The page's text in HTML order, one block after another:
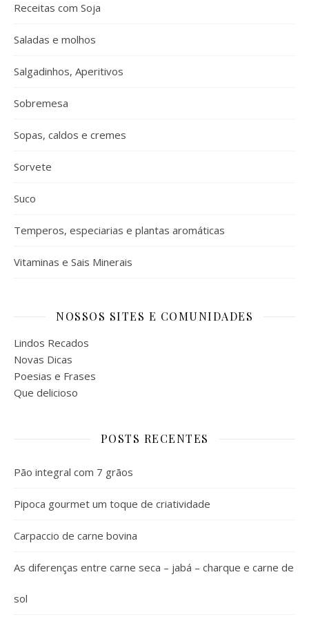
Receitas com Soja
Saladas e molhos
Salgadinhos, Aperitivos
Sobremesa
Sopas, caldos e cremes
Sorvete
Suco
Temperos, especiarias e plantas aromáticas
Vitaminas e Sais Minerais
NOSSOS SITES E COMUNIDADES
Lindos Recados
Novas Dicas
Poesias e Frases
Que delicioso
POSTS RECENTES
Pão integral com 7 grãos
Pipoca gourmet um toque de criatividade
Carpaccio de carne bovina
As diferenças entre carne seca – jabá – charque e carne de
sol